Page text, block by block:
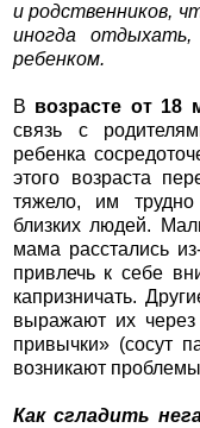
и родственников,
иногда
ребенком.
В возрасте от 18
связь с
ребенка
этого возраста
тяжело, им
близких людей.
мама расстались
привлечь к себе
капризничать.
выражают их
привычки» (сосут
возникают
Как сгладить